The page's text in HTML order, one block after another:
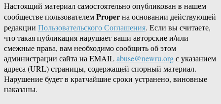
Настоящий материал самостоятельно опубликован в нашем
сообществе пользователемProperна основании действующей
редакции Пользовательского Соглашения. Если вы считаете,
что такая публикация нарушает ваши авторские и/или
смежные права, вам необходимо сообщить об этом
администрации сайта на EMAILabuse@newru.orgс указанием
адреса (URL) страницы, содержащей спорный материал.
Нарушение будет в кратчайшие сроки устранено, виновные
наказаны.